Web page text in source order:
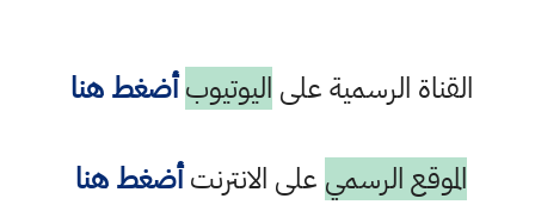
القناة الرسمية على اليوتيوب أضغط هنا
الموقع الرسمي على الانترنتأضغط هنا